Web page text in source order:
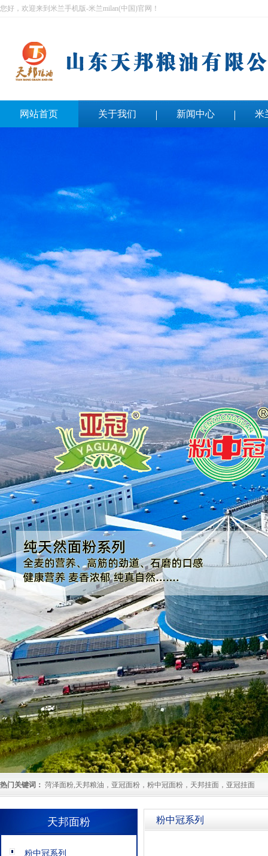
您好，欢迎来到米兰手机版-米兰milan(中国)官网！
网站首页 关于我们 新闻中心 米
热门关键词： 菏泽面粉,天邦粮油，亚冠面粉，粉中冠面粉，天邦挂面，亚冠挂面
天邦面粉
粉中冠系列
粉中冠系列